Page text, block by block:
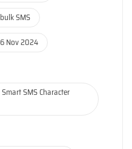
SMS
Nov 2024
SMS Character